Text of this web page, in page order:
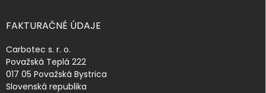
FAKTURAČNÉ ÚDAJE
Carbotec s. r. o.
Považská Teplá 222
017 05 Považská Bystrica
Slovenská republika